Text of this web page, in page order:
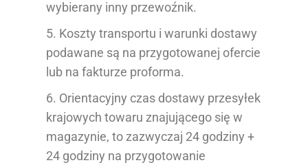
wybierany inny przewoźnik.
5. Koszty transportu i warunki dostawy
podawane są na przygotowanej ofercie
lub na fakturze proforma.
6. Orientacyjny czas dostawy przesyłek
krajowych towaru znajującego się w
magazynie, to zazwyczaj 24 godziny +
24 godziny na przygotowanie